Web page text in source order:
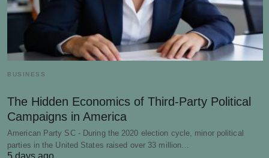
BUSINESS
The Hidden Economics of Third-Party Political
Campaigns in America
American Party SC - During the 2020 election cycle, minor political
parties in the United States raised over 33 million…